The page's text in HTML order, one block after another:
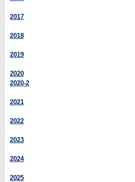
2017
2018
2019
2020
2020-2
2021
2022
2023
2024
2025